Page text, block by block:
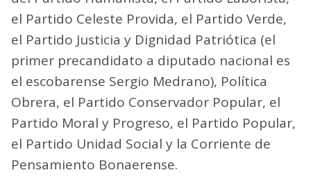
el Partido Celeste Provida, el Partido Verde,
el Partido Justicia y Dignidad Patriótica (el
primer precandidato a diputado nacional es
el escobarense Sergio Medrano), Política
Obrera, el Partido Conservador Popular, el
Partido Moral y Progreso, el Partido Popular,
el Partido Unidad Social y la Corriente de
Pensamiento Bonaerense.